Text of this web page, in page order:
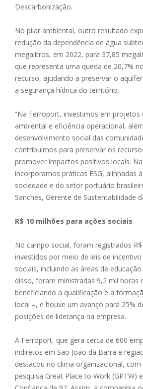
Descarbonização.
No pilar ambiental, outro resultado
redução da dependência de água
megalitros, em 2022, para 37,85
que representa uma queda de 20,7%
recurso, ajudando a preservar o
a segurança hídrica do território.
“Na Ferroport, investimos em projetos
ambiental e eficiência operacional,
desenvolvimento social das
contribuímos para preservar os
promover impactos positivos locais.
incorporamos práticas ESG, alinhadas
sociedade e do setor portuário
Sanches, Gerente de Sustentabilidade
R$ 10 milhões para ações sociais
No campo social, foram registrados
investidos por meio de leis de
sociais, incluindo as áreas de
disso, foram ministradas 9,2 mil horas
beneficiando a qualificação e a
local –, e houve um avanço para 25%
posições de liderança na empresa.
A Ferroport, que gera cerca de 600
indiretos em São João da Barra e
destacou no clima organizacional, com
pesquisa Great Place to Work (GPTW)